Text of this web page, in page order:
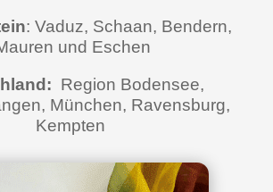
: Vaduz, Schaan, Bendern,
und Eschen
Region Bodensee,
München, Ravensburg,
Kempten